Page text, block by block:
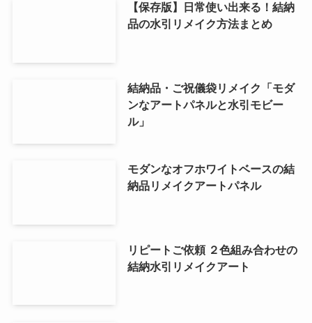
【保存版】日常使い出来る！結納
品の水引リメイク方法まとめ
結納品・ご祝儀袋リメイク「モダ
ンなアートパネルと水引モビー
ル」
モダンなオフホワイトベースの結
納品リメイクアートパネル
リピートご依頼 ２色組み合わせの
結納水引リメイクアート